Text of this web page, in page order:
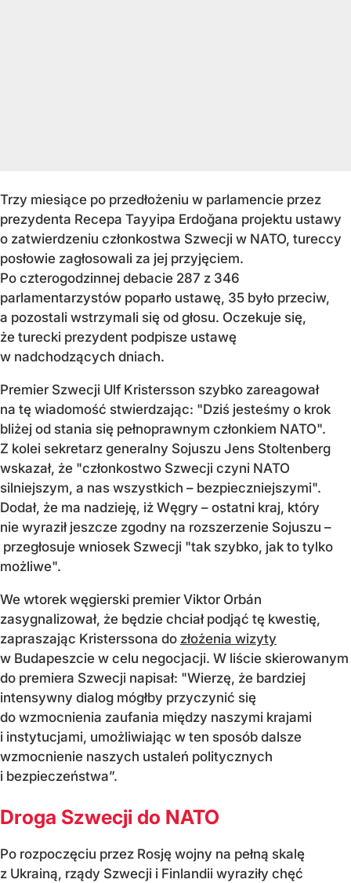
Trzy miesiące po przedłożeniu w parlamencie przez
prezydenta Recepa Tayyipa Erdoğana projektu ustawy
o zatwierdzeniu członkostwa Szwecji w NATO, tureccy
posłowie zagłosowali za jej przyjęciem.
Po czterogodzinnej debacie 287 z 346
parlamentarzystów poparło ustawę, 35 było przeciw,
a pozostali wstrzymali się od głosu. Oczekuje się,
że turecki prezydent podpisze ustawę
w nadchodzących dniach.
Premier Szwecji Ulf Kristersson szybko zareagował
na tę wiadomość stwierdzając: "Dziś jesteśmy o krok
bliżej od stania się pełnoprawnym członkiem NATO".
Z kolei sekretarz generalny Sojuszu Jens Stoltenberg
wskazał, że "członkostwo Szwecji czyni NATO
silniejszym, a nas wszystkich – bezpieczniejszymi".
Dodał, że ma nadzieję, iż Węgry – ostatni kraj, który
nie wyraził jeszcze zgodny na rozszerzenie Sojuszu –
przegłosuje wniosek Szwecji "tak szybko, jak to tylko
możliwe".
We wtorek węgierski premier Viktor Orbán
zasygnalizował, że będzie chciał podjąć tę kwestię,
zapraszając Kristerssona do złożenia wizyty
w Budapeszcie w celu negocjacji. W liście skierowanym
do premiera Szwecji napisał: "Wierzę, że bardziej
intensywny dialog mógłby przyczynić się
do wzmocnienia zaufania między naszymi krajami
i instytucjami, umożliwiając w ten sposób dalsze
wzmocnienie naszych ustaleń politycznych
i bezpieczeństwa”.
Droga Szwecji do NATO
Po rozpoczęciu przez Rosję wojny na pełną skalę
z Ukrainą, rządy Szwecji i Finlandii wyraziły chęć